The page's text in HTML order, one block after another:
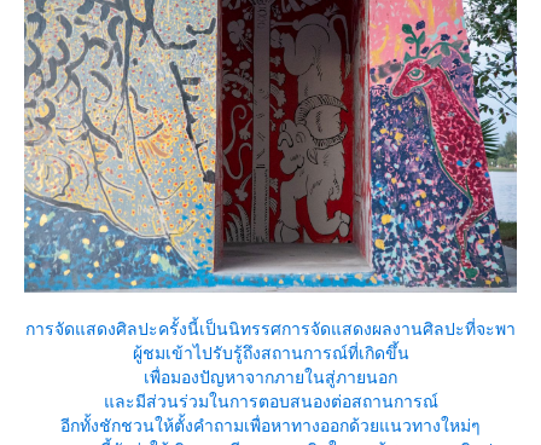
การจัดแสดงศิลปะครั้งนี้เป็นนิทรรศการจัดแสดงผลงานศิลปะที่จะพา
ผู้ชมเข้าไปรับรู้ถึงสถานการณ์ที่เกิดขึ้น
เพื่อมองปัญหาจากภายในสู่ภายนอก
ละมีส่วนร่วมในการตอบสนองต่อสถานการณ์
อีกทั้งชักชวนให้ตั้งคำถามเพื่อหาทางออกด้วยแนวทางใหม่ๆ